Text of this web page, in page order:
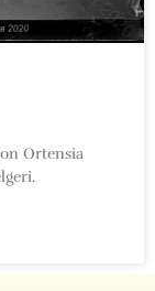
Ortensia